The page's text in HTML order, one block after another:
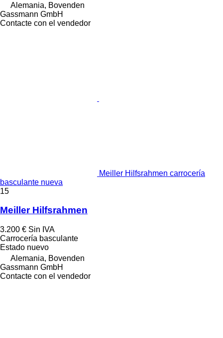
Alemania, Bovenden
Gassmann GmbH
Contacte con el vendedor
Meiller Hilfsrahmen carrocería
basculante nueva
15
Meiller Hilfsrahmen
3.200 € Sin IVA
Carrocería basculante
Estado nuevo
Alemania, Bovenden
Gassmann GmbH
Contacte con el vendedor